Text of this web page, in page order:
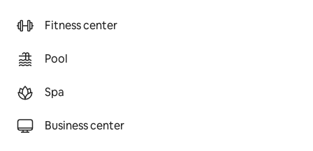
Fitness center
Pool
Spa
Business center